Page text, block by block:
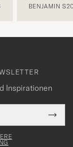
BENJAMIN S
Inspirationen